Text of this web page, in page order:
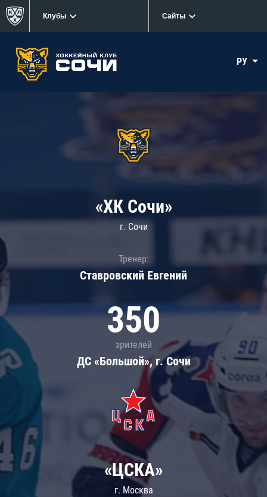
Клубы Сайты
РУ
«ХК Сочи»
г. Сочи
Тренер:
Ставровский Евгений
350
зрителей
ДС «Большой», г. Сочи
«ЦСКА»
г. Москва